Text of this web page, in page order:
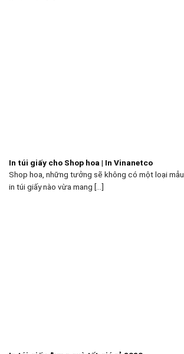
In túi giấy cho Shop hoa | In Vinanetco
Shop hoa, những tưởng sẽ không có một loại mẫu
in túi giấy nào vừa mang [...]